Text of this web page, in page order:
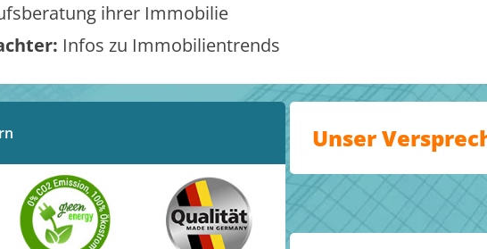
ihrer Immobilie
Infos zu Immobilientrends
Unser